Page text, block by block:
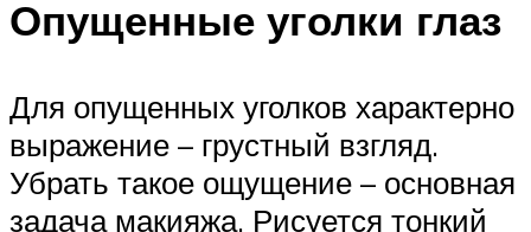
Опущенные уголки глаз
Для опущенных уголков характерно
выражение – грустный взгляд.
Убрать такое ощущение – основная
задача макияжа. Рисуется тонкий